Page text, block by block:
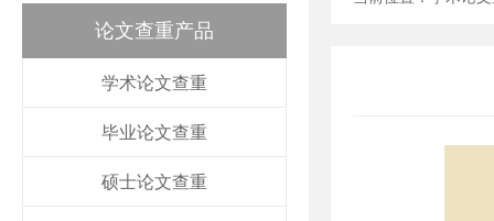
论文查重产品
学术论文查重
毕业论文查重
硕士论文查重